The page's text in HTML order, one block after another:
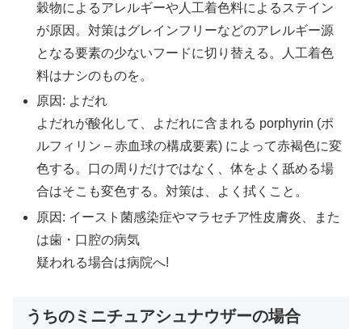
穀物によるアレルギーや人工着色料によるステイン
が原因。対策はグレインフリーなどのアレルギー源
となる要素の少ないフードに切り替える。人工着色
料はナシのものを。
原因: よだれ
よだれが酸化して、よだれに含まれる porphyrin (ポ
ルフィリン – 赤血球の構成要素) によって赤褐色に変
色する。口の周りだけではなく、体をよく舐める場
合はそこも変色する。対策は、よく拭くこと。
原因: イースト菌感染症やマラセチア性皮膚炎、また
は歯・口腔の病気
疑われる場合は病院へ!
うちのミニチュアシュナウザーの場合